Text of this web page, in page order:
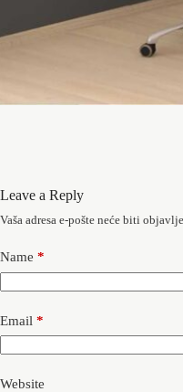
Leave a Reply
Vaša adresa e-pošte neće biti
Name *
Email *
Website